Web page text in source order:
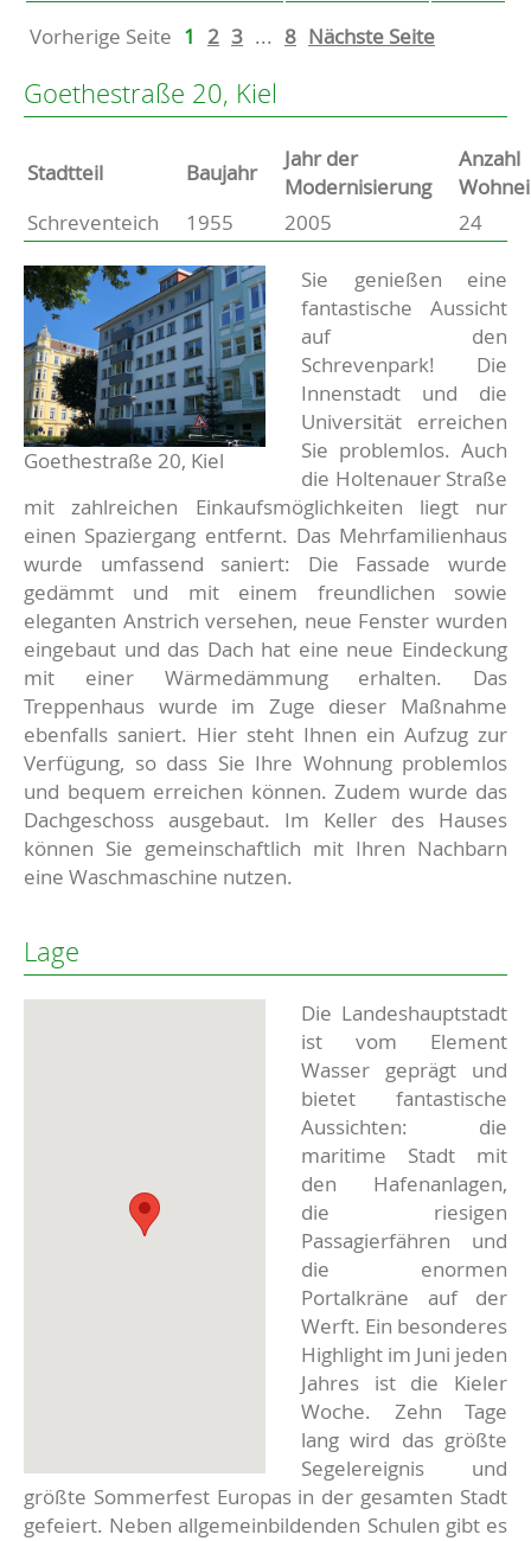
Vorherige Seite 1 2 3 ... 8 Nächste Seite
Goethestraße 20, Kiel
Stammdaten
Basisdaten zur Immobilie
Stadtteil Baujahr
Jahr der
Modernisierung
Anzahl
Schreventeich
1955 2005 24
Goethestraße 20, Kiel
Beschreibung
Sie genießen eine
fantastische Aussicht
auf den
Schrevenpark! Die
Innenstadt und die
Universität erreichen
Sie problemlos. Auch
die Holtenauer Straße
mit zahlreichen Einkaufsmöglichkeiten liegt nur
einen Spaziergang entfernt. Das Mehrfamilienhaus
wurde umfassend saniert: Die Fassade wurde
gedämmt und mit einem freundlichen sowie
eleganten Anstrich versehen, neue Fenster wurden
eingebaut und das Dach hat eine neue Eindeckung
mit einer Wärmedämmung erhalten. Das
Treppenhaus wurde im Zuge dieser Maßnahme
ebenfalls saniert. Hier steht Ihnen ein Aufzug zur
Verfügung, so dass Sie Ihre Wohnung problemlos
und bequem erreichen können. Zudem wurde das
Dachgeschoss ausgebaut. Im Keller des Hauses
können Sie gemeinschaftlich mit Ihren Nachbarn
eine Waschmaschine nutzen.
Lage
Die Landeshauptstadt
ist vom Element
Wasser geprägt und
bietet fantastische
Aussichten: die
maritime Stadt mit
den Hafenanlagen,
die riesigen
Passagierfähren und
die enormen
Portalkräne auf der
Werft. Ein besonderes
Highlight im Juni jeden
Jahres ist die Kieler
Woche. Zehn Tage
lang wird das größte
Segelereignis und
größte Sommerfest Europas in der gesamten Stadt
gefeiert. Neben allgemeinbildenden Schulen gibt es